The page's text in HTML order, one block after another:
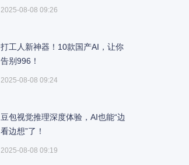
2025-08-08 09:26
打工人新神器！10款国产AI，让你
告别996！
2025-08-08 09:24
豆包视觉推理深度体验，AI也能“边
看边想”了！
2025-08-08 09:19